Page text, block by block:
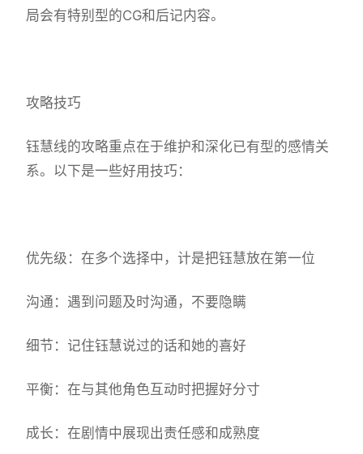
局会有特别型的CG和后记内容。
攻略技巧
钰慧线的攻略重点在于维护和深化已有型的感情关
系。以下是一些好用技巧：
优先级：在多个选择中，计是把钰慧放在第一位
沟通：遇到问题及时沟通，不要隐瞒
细节：记住钰慧说过的话和她的喜好
平衡：在与其他角色互动时把握好分寸
成长：在剧情中展现出责任感和成熟度